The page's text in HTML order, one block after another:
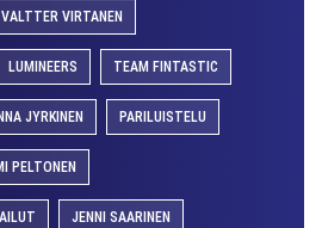
VALTTER VIRTANEN
LUMINEERS TEAM FINTASTIC
JYRKINEN PARILUISTELU
PELTONEN
JENNI SAARINEN